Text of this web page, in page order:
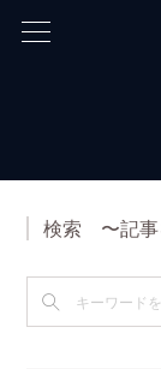
検索 〜記事